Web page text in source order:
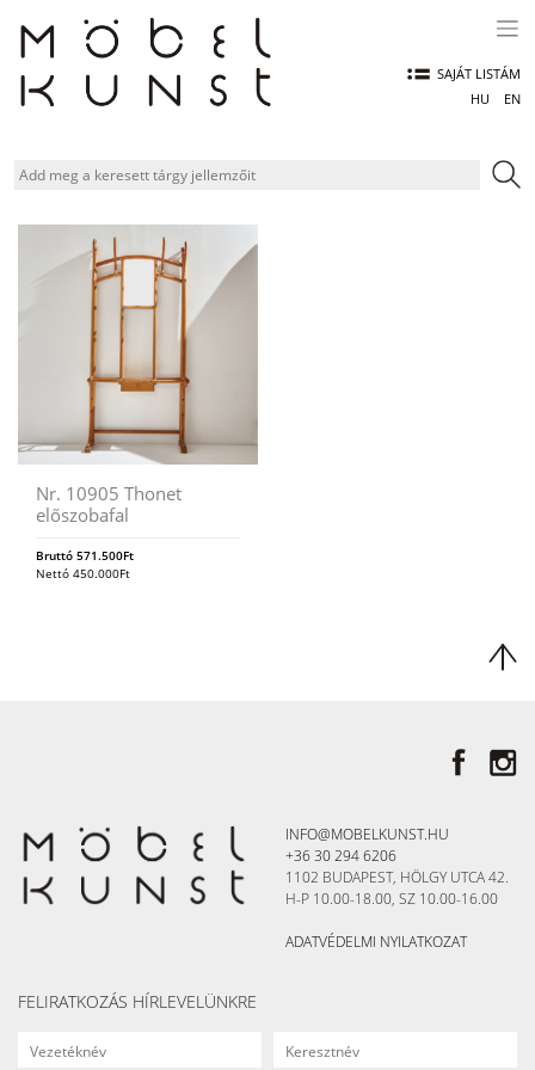
content
SAJÁT LISTÁM
HU
EN
Nr. 10905 Thonet
előszobafal
Bruttó 571.500Ft
Nettó 450.000Ft
INFO@MOBELKUNST.HU
+36 30 294 6206
1102 BUDAPEST, HÖLGY UTCA 42.
H-P 10.00-18.00, SZ 10.00-16.00
ADATVÉDELMI NYILATKOZAT
FELIRATKOZÁS HÍRLEVELÜNKRE